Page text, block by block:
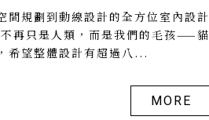
間規劃到動線設計的全方位室內設計
再只是人類，而是我們的毛孩——貓
希望整體設計有超過八...
MORE